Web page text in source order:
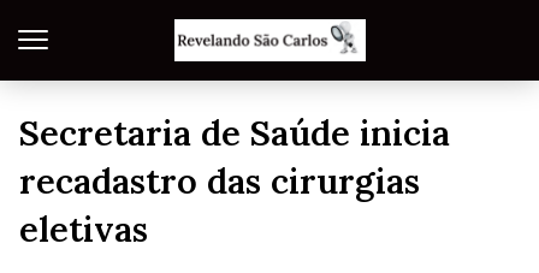
Secretaria de Saúde inicia
recadastro das cirurgias
eletivas